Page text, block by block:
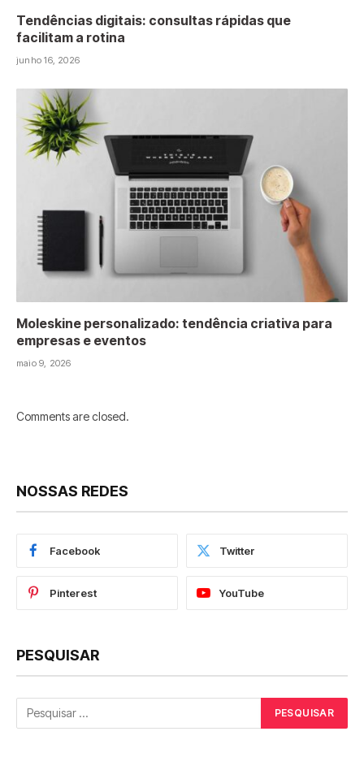
Tendências digitais: consultas rápidas que
facilitam a rotina
junho 16, 2026
Moleskine personalizado: tendência criativa para
empresas e eventos
maio 9, 2026
Comments are closed.
NOSSAS REDES
Facebook Twitter
Pinterest YouTube
PESQUISAR